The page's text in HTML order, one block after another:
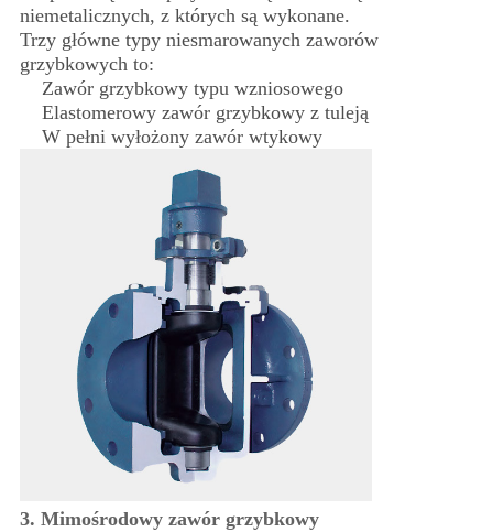
niemetalicznych, z których są wykonane.
Trzy główne typy niesmarowanych zaworów
grzybkowych to:
Zawór grzybkowy typu wzniosowego
Elastomerowy zawór grzybkowy z tuleją
W pełni wyłożony zawór wtykowy
3. Mimośrodowy zawór grzybkowy